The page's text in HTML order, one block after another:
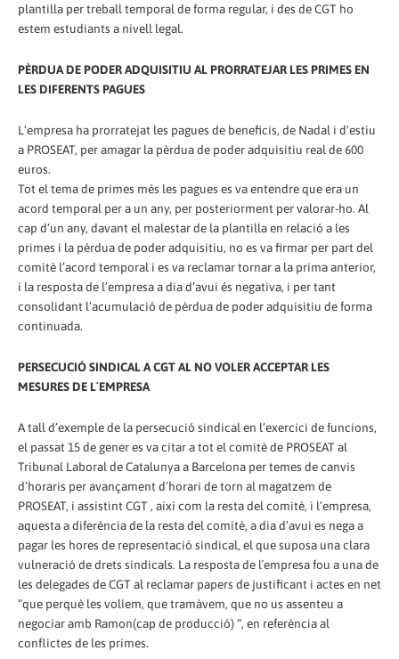
plantilla per treball temporal de forma regular, i des de CGT ho
estem estudiants a nivell legal.
PÈRDUA DE PODER ADQUISITIU AL PRORRATEJAR LES PRIMES EN
LES DIFERENTS PAGUES
L’empresa ha prorratejat les pagues de beneficis, de Nadal i d’estiu
a PROSEAT, per amagar la pèrdua de poder adquisitiu real de 600
euros.
Tot el tema de primes més les pagues es va entendre que era un
acord temporal per a un any, per posteriorment per valorar-ho. Al
cap d’un any, davant el malestar de la plantilla en relació a les
primes i la pèrdua de poder adquisitiu, no es va firmar per part del
comitè l’acord temporal i es va reclamar tornar a la prima anterior,
i la resposta de l’empresa a dia d’avui és negativa, i per tant
consolidant l’acumulació de pèrdua de poder adquisitiu de forma
continuada.
PERSECUCIÓ SINDICAL A CGT AL NO VOLER ACCEPTAR LES
MESURES DE L´EMPRESA
A tall d’exemple de la persecució sindical en l’exercici de funcions,
el passat 15 de gener es va citar a tot el comitè de PROSEAT al
Tribunal Laboral de Catalunya a Barcelona per temes de canvis
d’horaris per avançament d’horari de torn al magatzem de
PROSEAT, i assistint CGT , així com la resta del comitè, i l’empresa,
aquesta a diferència de la resta del comitè, a dia d’avui es nega a
pagar les hores de representació sindical, el que suposa una clara
vulneració de drets sindicals. La resposta de l´empresa fou a una de
les delegades de CGT al reclamar papers de justificant i actes en net
“que perquè les volíem, que tramàvem, que no us assenteu a
negociar amb Ramon(cap de producció) “, en referència al
conflictes de les primes.